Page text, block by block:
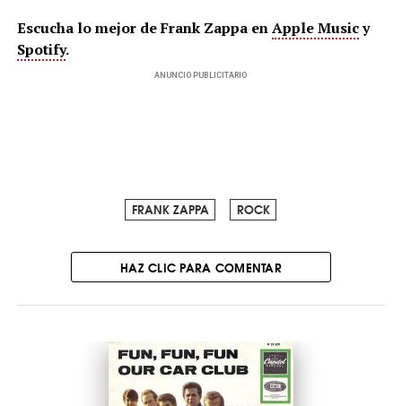
Escucha lo mejor de Frank Zappa enApple Musicy
Spotify.
ANUNCIO PUBLICITARIO
FRANK ZAPPA ROCK
HAZ CLIC PARA COMENTAR